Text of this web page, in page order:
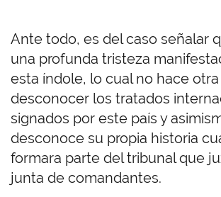
Ante todo, es del caso señalar
una profunda tristeza
esta índole, lo cual no hace
desconocer los tratados
signados por este país y
desconoce su propia historia
formara parte del tribunal que
junta de comandantes.